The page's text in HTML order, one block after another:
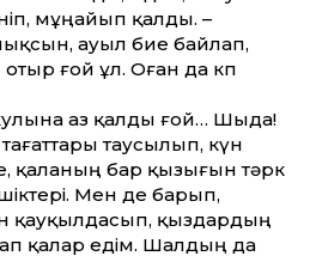
мұңайып қалды. –
ауыл бие байлап,
ғой ұл. Оған да көп
аз қалды ғой… Шыда!
таусылып, күн
қаланың бар қызығын тәрк
Мен де барып,
қыздардың
қалар едім. Шалдың да